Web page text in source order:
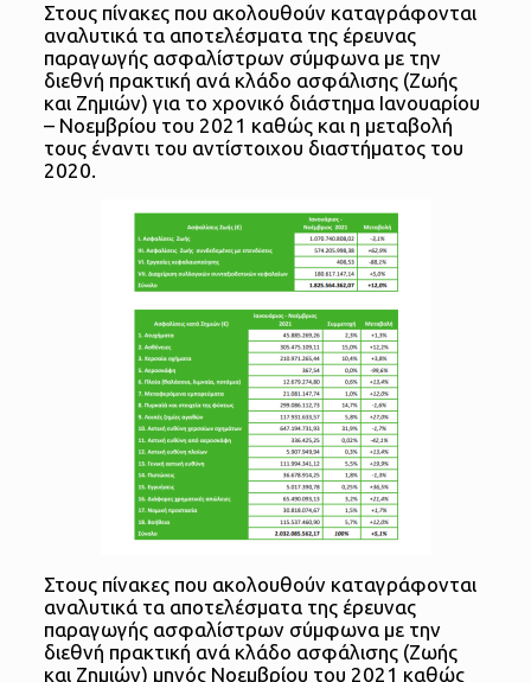
Στους πίνακες που ακολουθούν καταγράφονται
αναλυτικά τα αποτελέσματα της έρευνας
παραγωγής ασφαλίστρων σύμφωνα με την
διεθνή πρακτική ανά κλάδο ασφάλισης (Ζωής
και Ζημιών) για το χρονικό διάστημα Ιανουαρίου
– Νοεμβρίου του 2021 καθώς και η μεταβολή
τους έναντι του αντίστοιχου διαστήματος του
2020.
Στους πίνακες που ακολουθούν καταγράφονται
αναλυτικά τα αποτελέσματα της έρευνας
παραγωγής ασφαλίστρων σύμφωνα με την
διεθνή πρακτική ανά κλάδο ασφάλισης (Ζωής
και Ζημιών) μηνός Νοεμβρίου του 2021 καθώς